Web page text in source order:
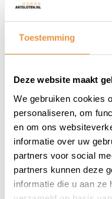
Toestemming
Deze website maakt
We gebruiken cookies
personaliseren, om
en om ons
informatie over uw
partners voor social
partners kunnen deze
informatie die u aan ze
Alaska Zwart
Op voorraad